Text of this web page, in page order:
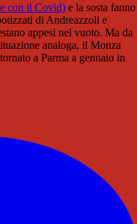
con il Covid) e la sosta fanno
di Andreazzoli e
appesi nel vuoto. Ma da
analoga, il Monza
a Parma a gennaio in